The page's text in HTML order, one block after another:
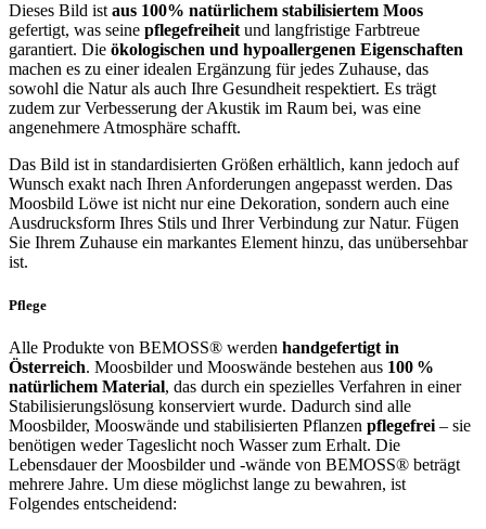
Dieses Bild istaus 100% natürlichem stabilisiertem Moos
gefertigt, was seine pflegefreiheitund langfristige Farbtreue
garantiert. Die ökologischen und hypoallergenen Eigenschaften
machen es zu einer idealen Ergänzung für jedes Zuhause, das
sowohl die Natur als auch Ihre Gesundheit respektiert. Es trägt
zudem zur Verbesserung der Akustik im Raum bei, was eine
angenehmere Atmosphäre schafft.
Das Bild ist in standardisierten Größen erhältlich, kann jedoch auf
Wunsch exakt nach Ihren Anforderungen angepasst werden. Das
Moosbild Löwe ist nicht nur eine Dekoration, sondern auch eine
Ausdrucksform Ihres Stils und Ihrer Verbindung zur Natur. Fügen
Sie Ihrem Zuhause ein markantes Element hinzu, das unübersehbar
ist.
Pflege
Alle Produkte von BEMOSS® werden handgefertigt in
Österreich. Moosbilder und Mooswände bestehen aus 100 %
natürlichem Material, das durch ein spezielles Verfahren in einer
Stabilisierungslösung konserviert wurde. Dadurch sind alle
Moosbilder, Mooswände und stabilisierten Pflanzen pflegefrei – sie
benötigen weder Tageslicht noch Wasser zum Erhalt. Die
Lebensdauer der Moosbilder und -wände von BEMOSS® beträgt
mehrere Jahre. Um diese möglichst lange zu bewahren, ist
Folgendes entscheidend: